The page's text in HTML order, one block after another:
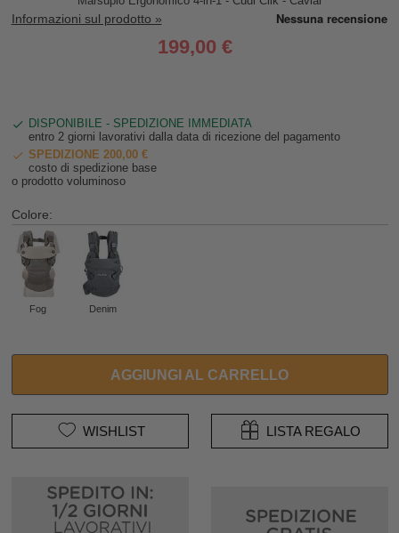
Informazioni sul prodotto »
199,00 €
DISPONIBILE - SPEDIZIONE IMMEDIATA
entro 2 giorni lavorativi dalla data di ricezione del pagamento
SPEDIZIONE 200,00 €
costo di spedizione base
o prodotto voluminoso
Colore:
Fog Denim
AGGIUNGI AL CARRELLO
WISHLIST LISTA REGALO